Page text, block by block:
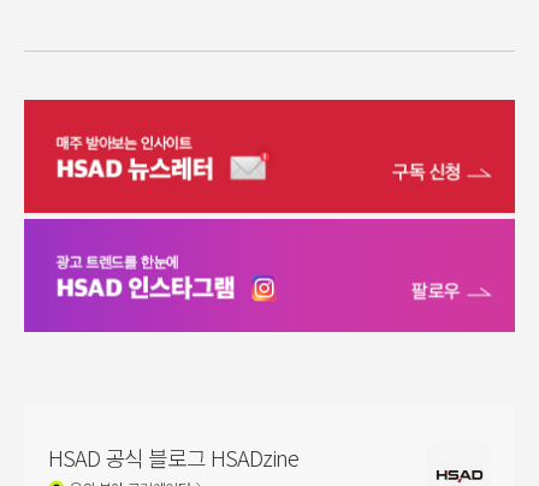
HSAD 공식 블로그 HSADzine